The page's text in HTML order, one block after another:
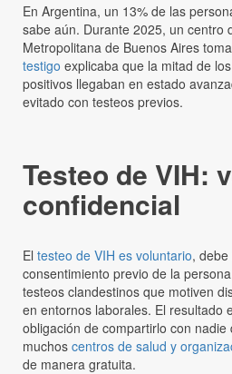
En Argentina, un 13% de las
sabe aún. Durante 2025, un centro
Metropolitana de Buenos Aires
testigo explicaba que la mitad de
positivos llegaban en estado
evitado con testeos previos.
Testeo de VIH:
confidencial
El testeo de VIH es voluntario,
consentimiento previo de la
testeos clandestinos que motiven
en entornos laborales. El resultado
obligación de compartirlo con nadie
muchos centros de salud y
de manera gratuita.